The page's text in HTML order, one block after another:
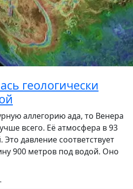
геологически
аллегорию ада, то Венера
всего. Её атмосфера в 93
давление соответствует
900 метров под водой. Оно